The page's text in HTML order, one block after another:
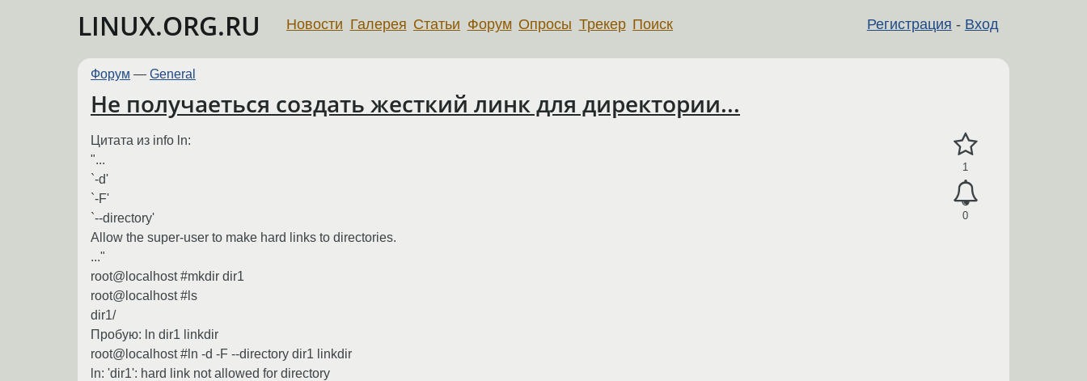
LINUX.ORG.RU Регистрация - Вход
Новости Галерея Статьи Форум Опросы Трекер Поиск
Форум — General
Не получаеться создать жесткий линк для директории...
1
0
Цитата из info ln:
"...
`-d'
`-F'
`--directory'
Allow the super-user to make hard links to directories.
..."
root@localhost #mkdir dir1
root@localhost #ls
dir1/
Пробую: ln dir1 linkdir
root@localhost #ln -d -F --directory dir1 linkdir
ln: 'dir1': hard link not allowed for directory